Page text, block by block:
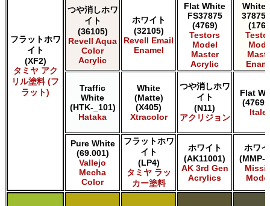
フラットホワ
イト
(XF2)
タミヤ アク
リル塗料 (フ
ラット)
つや消しホワ
イト
(36105)
Revell Aqua
Color
Acrylic
ホワイト
(32105)
Revell Email
Enamel
Flat White
FS37875
(4769)
Testors
Model
Master
Acrylic
White
37875
Traffic
White
(HTK-_101)
Hataka
White
(Matte)
(X405)
Xtracolor
つや消しホワ
イト
(N11)
アクリジョン
Flat
Pure White
(69.001)
Vallejo
Mecha
Color
フラットホワ
イト
(LP4)
タミヤ ラッ
カー塗料
ホワイト
(AK11001)
AK 3rd Gen
Acrylics
ホワ
(MMP-